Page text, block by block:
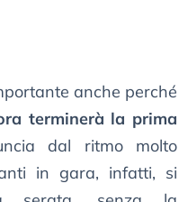
anche perché
terminerà la prima
dal ritmo molto
in gara, infatti, si